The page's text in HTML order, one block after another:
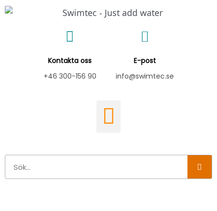
Hoppa
Kontakta oss
+46 300-156 90
E-post
info@swimtec.se